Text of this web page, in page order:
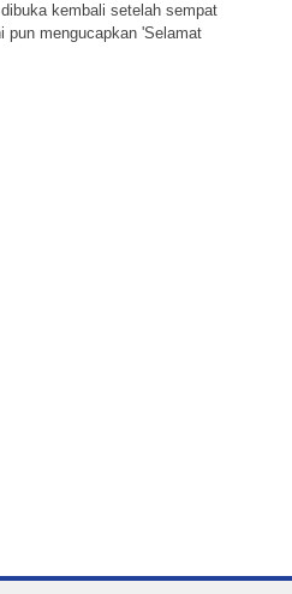
kembali setelah sempat
pun mengucapkan 'Selamat